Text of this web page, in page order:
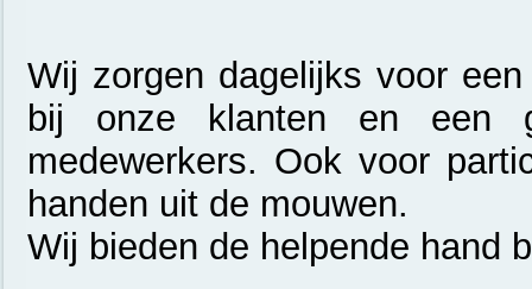
Wij zorgen dagelijks voor
bij onze klanten en een
medewerkers. Ook voor
handen uit de mouwen.
Wij bieden de helpende hand